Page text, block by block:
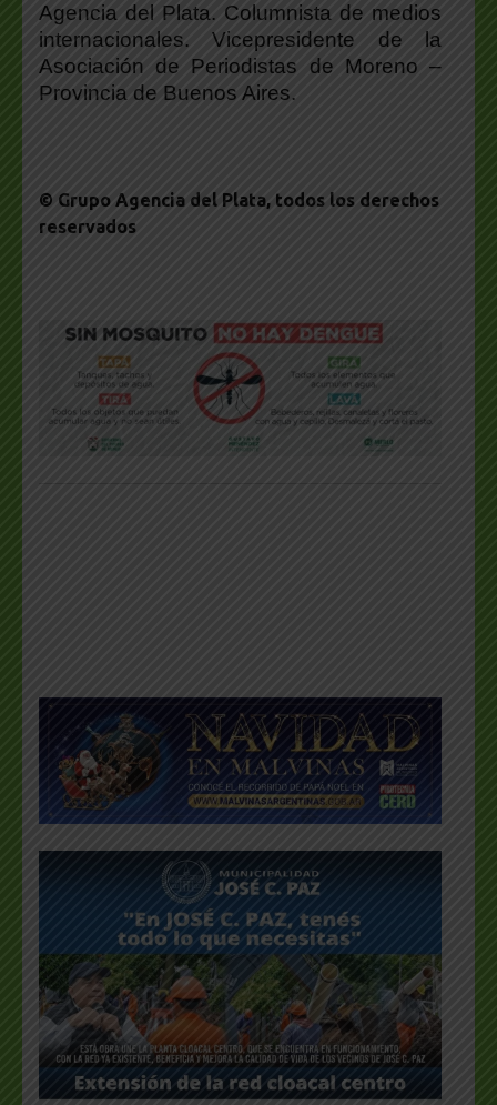
Agencia del Plata. Columnista de medios
internacionales. Vicepresidente de la
Asociación de Periodistas de Moreno –
Provincia de Buenos Aires.
© Grupo Agencia del Plata, todos los derechos
reservados